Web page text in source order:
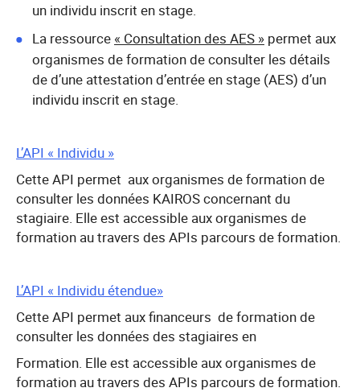
un individu inscrit en stage.
La ressource « Consultation des AES » permet aux
organismes de formation de consulter les détails
de d’une attestation d’entrée en stage (AES) d’un
individu inscrit en stage.
L’API « Individu »
Cette API permet aux organismes de formation de
consulter les données KAIROS concernant du
stagiaire. Elle est accessible aux organismes de
formation au travers des APIs parcours de formation.
L’API « Individu étendue»
Cette API permet aux financeurs de formation de
consulter les données des stagiaires en
Formation. Elle est accessible aux organismes de
formation au travers des APIs parcours de formation.